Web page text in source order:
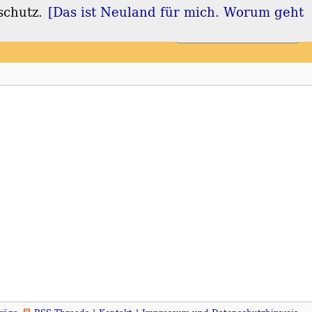
Login Registrieren
[Das ist Neuland für mich. Worum geht